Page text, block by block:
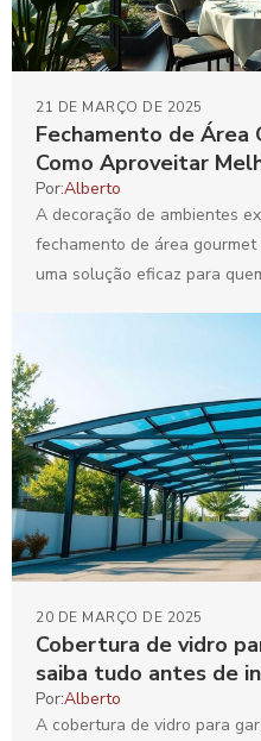
Fechamento de Área
Como Aproveitar
21 DE MARÇO DE 2025
Por:Alberto
A decoração de ambientes
fechamento de área
uma solução eficaz para
Cobertura de vidro
saiba tudo antes de
20 DE MARÇO DE 2025
Por:Alberto
A cobertura de vidro para